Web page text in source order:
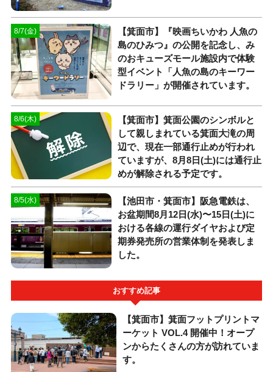
8/7(金)
【箕面市】『映画ちいかわ 人魚の
島のひみつ』の公開を記念し、み
のおキューズモール施設内で体験
型イベント「人魚の島のキーワー
ドラリー」が開催されています。
8/6(木)
【箕面市】箕面公園のシンボルと
して親しまれている箕面大滝の周
辺で、現在一部通行止めが行われ
ていますが、8月8日(土)には通行止
めが解除される予定です。
8/5(水)
【池田市・箕面市】阪急電鉄は、
お盆期間8月12日(水)〜15日(土)に
おける各線の運行ダイヤおよび定
期券発売所の営業体制を発表しま
した。
おすすめ記事
【箕面市】箕面フットプリントマ
ーケット VOL.4 開催中！オープ
ンからたくさんの方が訪れていま
す。